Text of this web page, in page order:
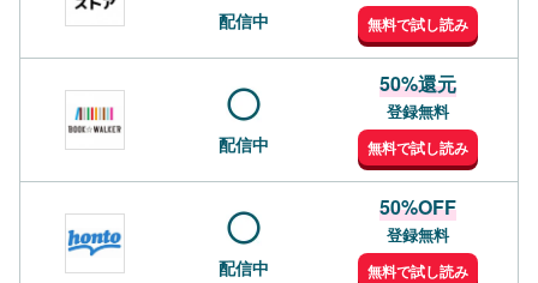
配信中 無料で試し読み
配信中
50%還元
登録無料
無料で試し読み
配信中
50%OFF
登録無料
無料で試し読み